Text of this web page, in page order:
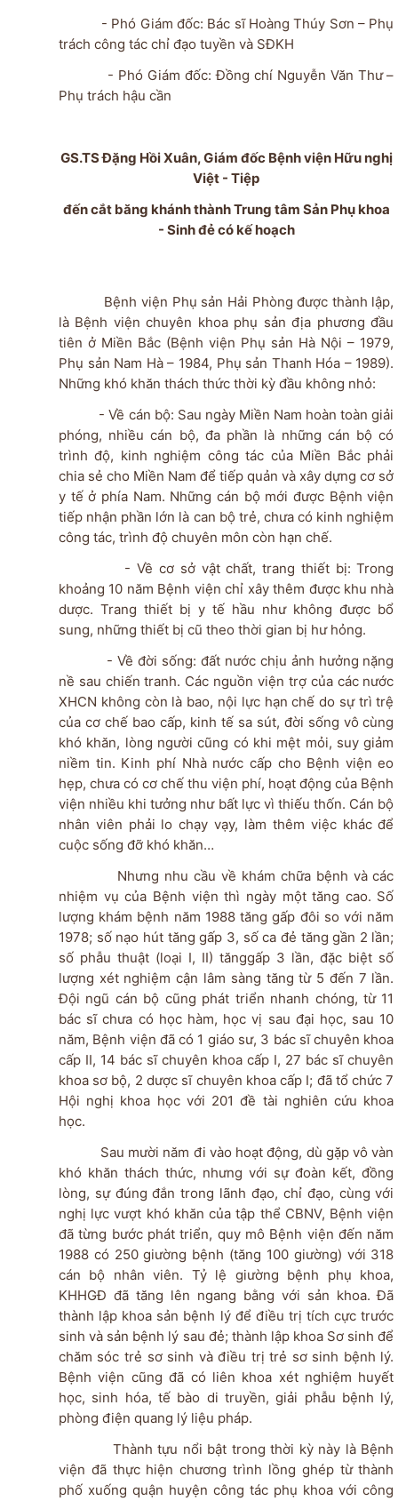
- Phó Giám đốc: Bác sĩ Hoàng Thúy Sơn – Phụ
trách công tác chỉ đạo tuyền và SĐKH
- Phó Giám đốc: Đồng chí Nguyễn Văn Thư –
Phụ trách hậu cần
GS.TS Đặng Hồi Xuân, Giám đốc Bệnh viện Hữu nghị
Việt - Tiệp
đến cắt băng khánh thành Trung tâm Sản Phụ khoa
- Sinh đẻ có kế hoạch
Bệnh viện Phụ sản Hải Phòng được thành lập,
là Bệnh viện chuyên khoa phụ sản địa phương đầu
tiên ở Miền Bắc (Bệnh viện Phụ sản Hà Nội – 1979,
Phụ sản Nam Hà – 1984, Phụ sản Thanh Hóa – 1989).
Những khó khăn thách thức thời kỳ đầu không nhỏ:
- Về cán bộ: Sau ngày Miền Nam hoàn toàn giải
phóng, nhiều cán bộ, đa phần là những cán bộ có
trình độ, kinh nghiệm công tác của Miền Bắc phải
chia sẻ cho Miền Nam để tiếp quản và xây dựng cơ sở
y tế ở phía Nam. Những cán bộ mới được Bệnh viện
tiếp nhận phần lớn là can bộ trẻ, chưa có kinh nghiệm
công tác, trình độ chuyên môn còn hạn chế.
- Về cơ sở vật chất, trang thiết bị: Trong
khoảng 10 năm Bệnh viện chỉ xây thêm được khu nhà
dược. Trang thiết bị y tế hầu như không được bổ
sung, những thiết bị cũ theo thời gian bị hư hỏng.
- Về đời sống: đất nước chịu ảnh hưởng nặng
nề sau chiến tranh. Các nguồn viện trợ của các nước
XHCN không còn là bao, nội lực hạn chế do sự trì trệ
của cơ chế bao cấp, kinh tế sa sút, đời sống vô cùng
khó khăn, lòng người cũng có khi mệt mỏi, suy giảm
niềm tin. Kinh phí Nhà nước cấp cho Bệnh viện eo
hẹp, chưa có cơ chế thu viện phí, hoạt động của Bệnh
viện nhiều khi tưởng như bất lực vì thiếu thốn. Cán bộ
nhân viên phải lo chạy vạy, làm thêm việc khác để
cuộc sống đỡ khó khăn…
Nhưng nhu cầu về khám chữa bệnh và các
nhiệm vụ của Bệnh viện thì ngày một tăng cao. Số
lượng khám bệnh năm 1988 tăng gấp đôi so với năm
1978; số nạo hút tăng gấp 3, số ca đẻ tăng gần 2 lần;
số phẫu thuật (loại I, II) tănggấp 3 lần, đặc biệt số
lượng xét nghiệm cận lâm sàng tăng từ 5 đến 7 lần.
Đội ngũ cán bộ cũng phát triển nhanh chóng, từ 11
bác sĩ chưa có học hàm, học vị sau đại học, sau 10
năm, Bệnh viện đã có 1 giáo sư, 3 bác sĩ chuyên khoa
cấp II, 14 bác sĩ chuyên khoa cấp I, 27 bác sĩ chuyên
khoa sơ bộ, 2 dược sĩ chuyên khoa cấp I; đã tổ chức 7
Hội nghị khoa học với 201 đề tài nghiên cứu khoa
học.
Sau mười năm đi vào hoạt động, dù gặp vô vàn
khó khăn thách thức, nhưng với sự đoàn kết, đồng
lòng, sự đúng đắn trong lãnh đạo, chỉ đạo, cùng với
nghị lực vượt khó khăn của tập thể CBNV, Bệnh viện
đã từng bước phát triển, quy mô Bệnh viện đến năm
1988 có 250 giường bệnh (tăng 100 giường) với 318
cán bộ nhân viên. Tỷ lệ giường bệnh phụ khoa,
KHHGĐ đã tăng lên ngang bằng với sản khoa. Đã
thành lập khoa sản bệnh lý để điều trị tích cực trước
sinh và sản bệnh lý sau đẻ; thành lập khoa Sơ sinh để
chăm sóc trẻ sơ sinh và điều trị trẻ sơ sinh bệnh lý.
Bệnh viện cũng đã có liên khoa xét nghiệm huyết
học, sinh hóa, tế bào di truyền, giải phẫu bệnh lý,
phòng điện quang lý liệu pháp.
Thành tựu nổi bật trong thời kỳ này là Bệnh
viện đã thực hiện chương trình lồng ghép từ thành
phố xuống quận huyện công tác phụ khoa với công